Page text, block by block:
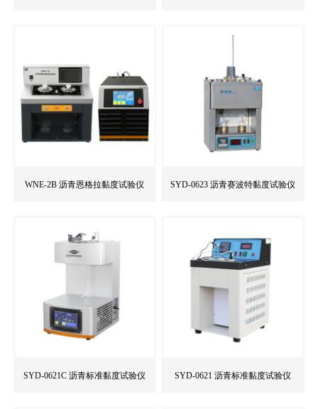
WNE-2B 沥青恩格拉黏度试验仪 SYD-0623 沥青赛波特黏度试验仪
SYD-0621C 沥青标准黏度试验仪 SYD-0621 沥青标准黏度试验仪